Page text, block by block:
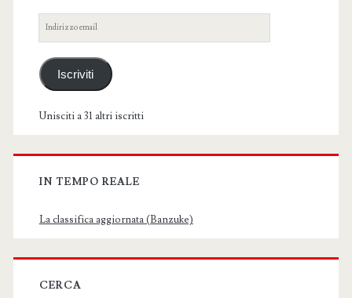
Indirizzo
email
Iscriviti
Unisciti a 31 altri iscritti
IN TEMPO REALE
La classifica aggiornata (Banzuke)
CERCA